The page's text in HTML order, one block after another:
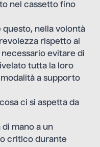
nel cassetto fino
questo, nella volontà
rispetto ai
evitare di
tutta la loro
a supporto
ci si aspetta da
di mano a un
critico durante